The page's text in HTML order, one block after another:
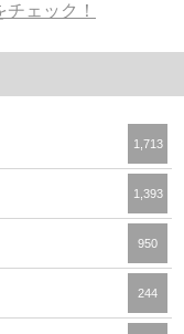
ェック！
1,713
1,393
950
244